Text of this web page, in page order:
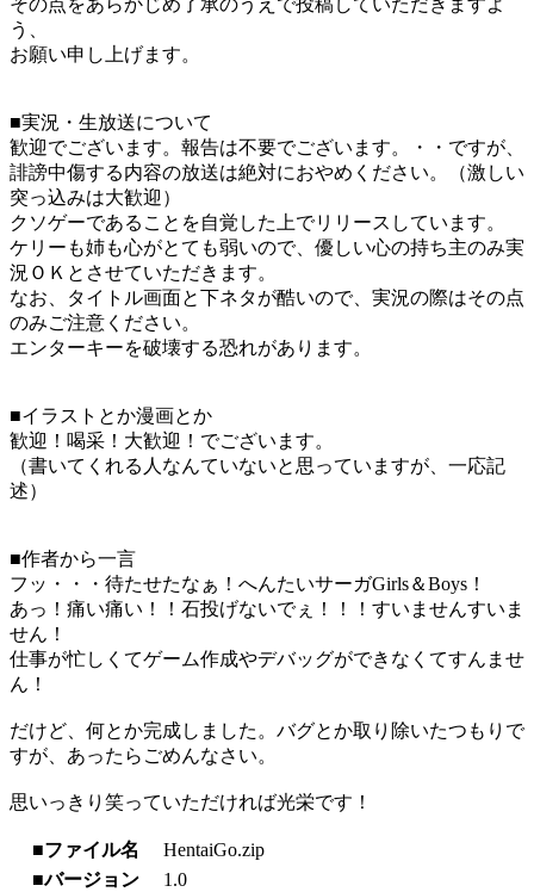
その点をあらかじめ了承のうえで投稿していただきますよ
う、
お願い申し上げます。
■実況・生放送について
歓迎でございます。報告は不要でございます。・・ですが、
誹謗中傷する内容の放送は絶対におやめください。（激しい
突っ込みは大歓迎）
クソゲーであることを自覚した上でリリースしています。
ケリーも姉も心がとても弱いので、優しい心の持ち主のみ実
況ＯＫとさせていただきます。
なお、タイトル画面と下ネタが酷いので、実況の際はその点
のみご注意ください。
エンターキーを破壊する恐れがあります。
■イラストとか漫画とか
歓迎！喝采！大歓迎！でございます。
（書いてくれる人なんていないと思っていますが、一応記
述）
■作者から一言
フッ・・・待たせたなぁ！へんたいサーガGirls＆Boys！
あっ！痛い痛い！！石投げないでぇ！！！すいませんすいま
せん！
仕事が忙しくてゲーム作成やデバッグができなくてすんませ
ん！
だけど、何とか完成しました。バグとか取り除いたつもりで
すが、あったらごめんなさい。
思いっきり笑っていただければ光栄です！
■ファイル名
HentaiGo.zip
■バージョン
1.0